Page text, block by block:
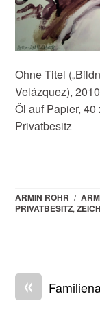
Ohne Titel
Velázquez), 2010
Öl auf Papier, 40
Privatbesitz
ARMIN ROHR /
PRIVATBESITZ,
«